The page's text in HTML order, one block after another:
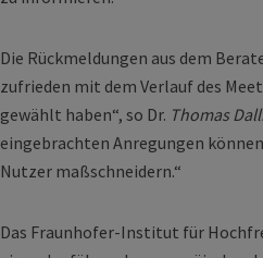
Die Rückmeldungen aus dem
zufrieden mit dem Verlauf des
gewählt haben“, so Dr. Thomas
eingebrachten Anregungen
Nutzer maßschneidern.“
Das Fraunhofer-Institut für